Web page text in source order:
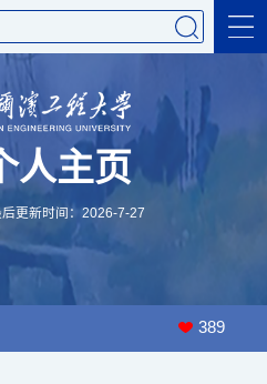
科学研究
人主页
更新时间： 2026-7-27
389